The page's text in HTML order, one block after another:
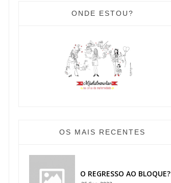
ONDE ESTOU?
OS MAIS RECENTES
O REGRESSO AO BLOQUE?